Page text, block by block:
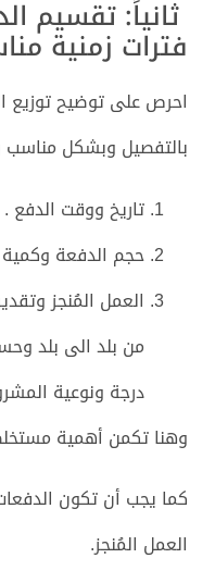
ثانياً: تقسيم
فترات زمنية
احرص على توضيح توزيع
بالتفصيل وبشكل
تاريخ ووقت الدفع .
حجم الدفعة
العمل المُنجز
من بلد الى بلد
درجة ونوعية
وهنا تكمن أهمية
كما يجب أن تكون
العمل المُنجز.